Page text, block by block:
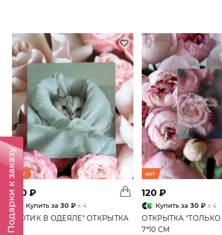
хит
120 ₽
Купить за 30 ₽ x 4
"КОТИК В ОДЕЯЛЕ" ОТКРЫТКА
хит
120 ₽
Купить за 30 ₽ x 4
ОТКРЫТКА "ТОЛЬКО
7*10 СМ
Подарки к заказу